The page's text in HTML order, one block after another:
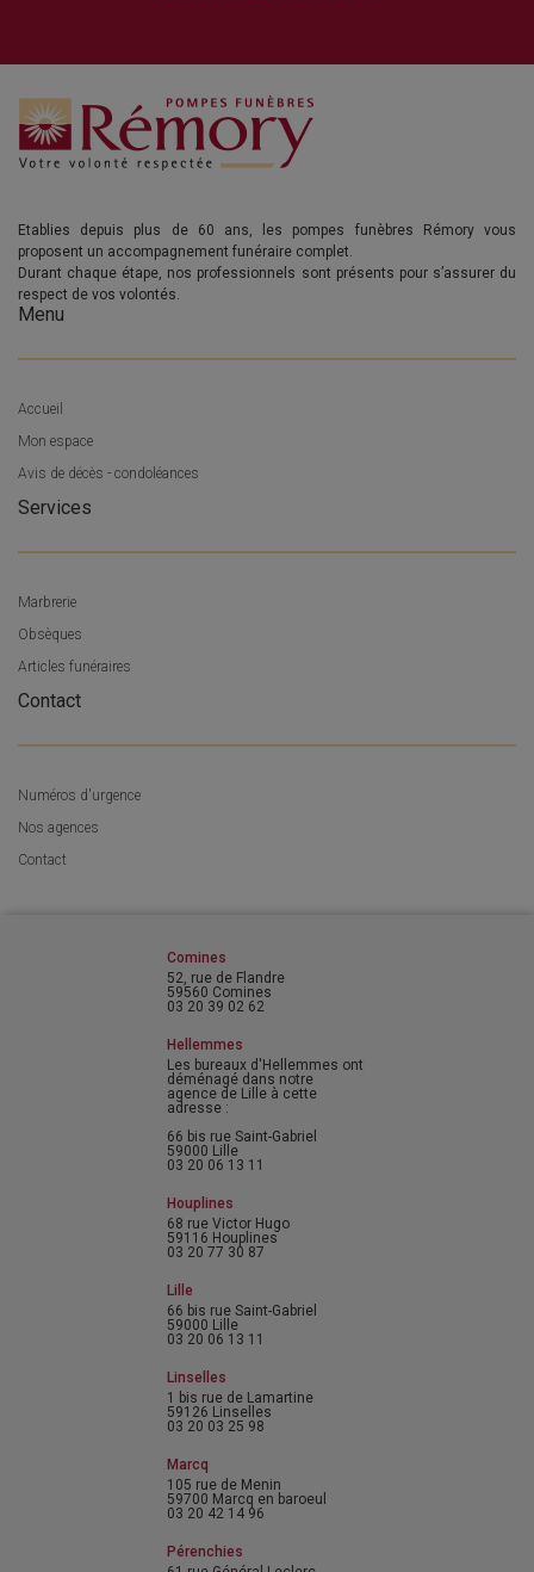
Etablies depuis plus de 60 ans, les pompes funèbres Rémory vous
proposent un accompagnement funéraire complet.
Durant chaque étape, nos professionnels sont présents pour s’assurer du
respect de vos volontés.
Menu
Accueil
Mon espace
Avis de décès - condoléances
Services
Marbrerie
Obsèques
Articles funéraires
Contact
Numéros d'urgence
Nos agences
Contact
Comines
52, rue de Flandre
59560 Comines
03 20 39 02 62
Hellemmes
Les bureaux d'Hellemmes ont
déménagé dans notre
agence de Lille à cette
adresse :
66 bis rue Saint-Gabriel
59000 Lille
03 20 06 13 11
Houplines
68 rue Victor Hugo
59116 Houplines
03 20 77 30 87
Lille
66 bis rue Saint-Gabriel
59000 Lille
03 20 06 13 11
Linselles
1 bis rue de Lamartine
59126 Linselles
03 20 03 25 98
Marcq
105 rue de Menin
59700 Marcq en baroeul
03 20 42 14 96
Pérenchies